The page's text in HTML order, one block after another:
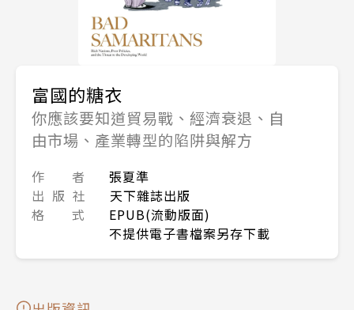
富國的糖衣
你應該要知道貿易戰、經濟衰退、自
由市場、產業轉型的陷阱與解方
作 者
張夏準
出 版 社
天下雜誌出版
格 式
EPUB(流動版面)
不提供電子書檔案另存下載